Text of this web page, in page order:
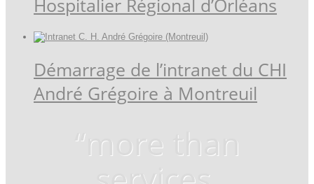
Hospitalier Régional d’Orléans
Démarrage de l’intranet du CHI
André Grégoire à Montreuil
“more than